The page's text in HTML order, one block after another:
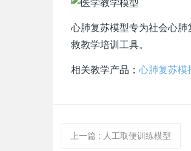
心肺复苏模型专为社会心
救教学培训工具。
相关教学产品； 心肺复苏模
上一篇 : 人工取便训练模型